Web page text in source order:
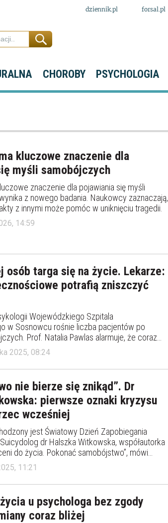
dziennik.pl forsal.pl
CHOROBY PSYCHOLOGIA
kluczowe znaczenie dla
myśli samobójczych
znaczenie dla pojawiania się myśli
z nowego badania. Naukowcy zaznaczają,
z innymi może pomóc w uniknięciu tragedii.
14:59
osób targa się na życie. Lekarze:
potrafią zniszczyć
Wojewódzkiego Szpitala
w Sosnowcu rośnie liczba pacjentów po
Prof. Natalia Pawlas alarmuje, że coraz
psychicznymi stoją media
hejt i cyberprzemoc. Lekarze apelują o
dla osób w kryzysie. Gdzie szukać pomocy?
2025, 08:24
nie bierze się znikąd”. Dr
pierwsze oznaki kryzysu
wcześniej
jest Światowy Dzień Zapobiegania
dr Halszka Witkowska, współautorka
do życia. Pokonać samobójstwo”, mówi
to zawsze finał długiego procesu bólu i
polega efekt Papageno i jak małe gesty
życie.
11:21
u psychologa bez zgody
coraz bliżej